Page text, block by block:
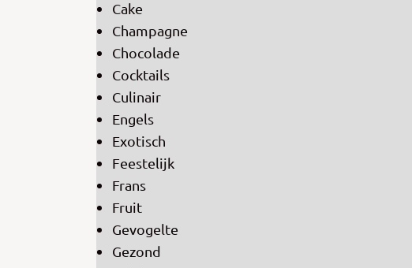
Cake
Champagne
Chocolade
Cocktails
Culinair
Engels
Exotisch
Feestelijk
Frans
Fruit
Gevogelte
Gezond